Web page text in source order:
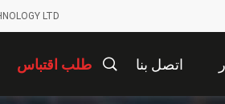
LTD
اتصل بنا طلب اقتباس